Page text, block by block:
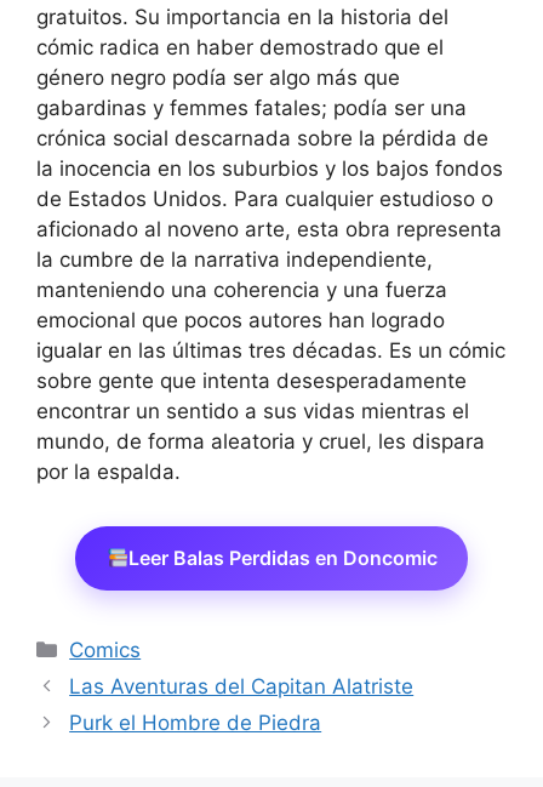
gratuitos. Su importancia en la historia del
cómic radica en haber demostrado que el
género negro podía ser algo más que
gabardinas y femmes fatales; podía ser una
crónica social descarnada sobre la pérdida de
la inocencia en los suburbios y los bajos fondos
de Estados Unidos. Para cualquier estudioso o
aficionado al noveno arte, esta obra representa
la cumbre de la narrativa independiente,
manteniendo una coherencia y una fuerza
emocional que pocos autores han logrado
igualar en las últimas tres décadas. Es un cómic
sobre gente que intenta desesperadamente
encontrar un sentido a sus vidas mientras el
mundo, de forma aleatoria y cruel, les dispara
por la espalda.
Leer Balas Perdidas en Doncomic
Categorías
Comics
Las Aventuras del Capitan Alatriste
Purk el Hombre de Piedra